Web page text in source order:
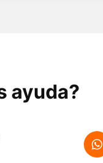
ayuda?